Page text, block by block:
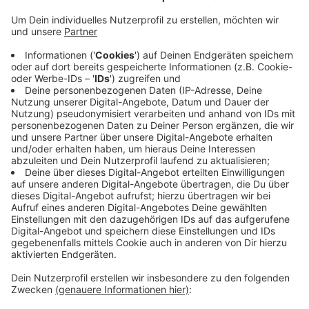
Kita|Concept verlegt seine Zentrale in die
VillaMedia, bildet dort in einer Akademie
neue Kita - für Kinder aus dem Stadtteil und von
Mitarbeitern der umliegenden Unternehmen. In der
ehemaligen Küche der Eventlocation wird künftig
das Essen für alle Wuppertaler Kitas von
Kita|Concept gekocht. Das Unternehmen wird aber
nicht Mieter, sondern hat die gesamte VillaMedia
gekauft. In dem Gebäudekomplex sitzen aktuell
rund 20 Unternehmen.
Veröffentlicht:Dienstag, 24.11.2020 06:46
Anzeige